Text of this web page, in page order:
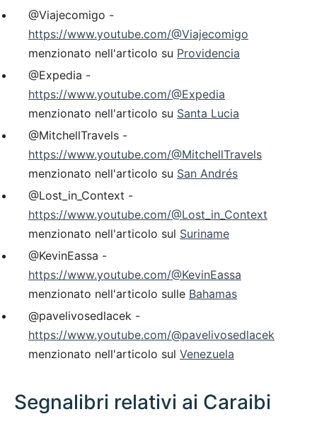
@Viajecomigo -
https://www.youtube.com/@Viajecomigo
menzionato nell'articolo su Providencia
@Expedia -
https://www.youtube.com/@Expedia
menzionato nell'articolo su Santa Lucia
@MitchellTravels -
https://www.youtube.com/@MitchellTravels
menzionato nell'articolo su San Andrés
@Lost_in_Context -
https://www.youtube.com/@Lost_in_Context
menzionato nell'articolo sul Suriname
@KevinEassa -
https://www.youtube.com/@KevinEassa
menzionato nell'articolo sulle Bahamas
@pavelivosedlacek -
https://www.youtube.com/@pavelivosedlacek
menzionato nell'articolo sul Venezuela
Segnalibri relativi ai Caraibi